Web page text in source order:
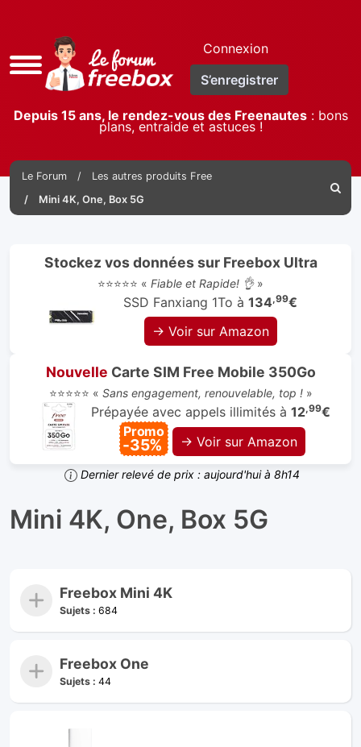
Accès
rapide
Connexion
S’enregistrer
Depuis 15 ans, le rendez-vous des Freenautes: bons
plans, entraide et astuces !
Le Forum
Les autres produits Free
Mini 4K, One, Box 5G
Stockez vos données sur Freebox Ultra
⭐⭐⭐⭐⭐ « Fiable et Rapide! 👌»
SSD Fanxiang 1To à 134,99€
→ Voir sur Amazon
Nouvelle Carte SIM Free Mobile 350Go
⭐⭐⭐⭐⭐ « Sans engagement, renouvelable, top !»
Prépayée avec appels illimités à 12,99€
Promo
-35% → Voir sur Amazon
Dernier relevé de prix : aujourd'hui à 8h14
Mini 4K, One, Box 5G
Freebox Mini 4K
Sujets : 684
Freebox One
Sujets : 44